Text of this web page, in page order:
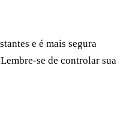
e é mais segura
se de controlar sua